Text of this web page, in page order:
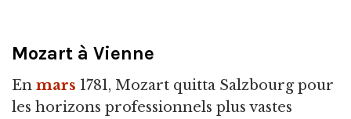
Mozart à Vienne
En mars 1781, Mozart quitta Salzbourg pour
les horizons professionnels plus vastes